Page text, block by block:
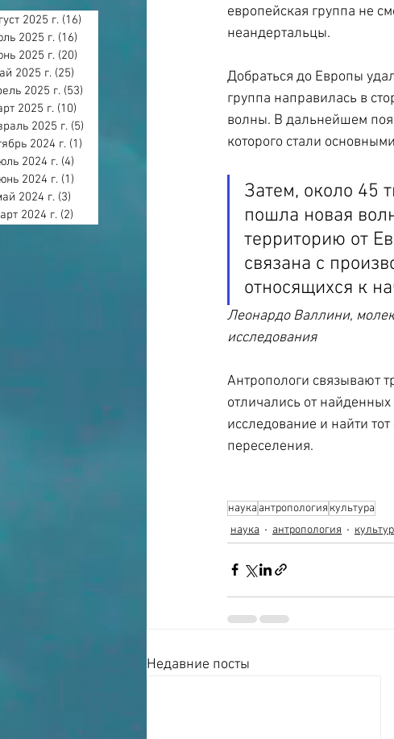
2025 г. (16)
2025 г. (16)
2025 г. (20)
2025 г. (25)
2025 г. (53)
2025 г. (10)
2025 г. (5)
2024 г. (1)
2024 г. (4)
2024 г. (1)
2024 г. (3)
2024 г. (2)
европейская группа не
неандертальцы.
Добраться до Европы
группа направилась в
волны. В дальнейшем
которого стали
Затем, около 45
пошла новая
территорию от
связана с
относящихся к
Леонардо Валлини,
исследования
Антропологи связывают
отличались от
исследование и найти
переселения.
наука антропология культура
наука
антропология
Недавние посты